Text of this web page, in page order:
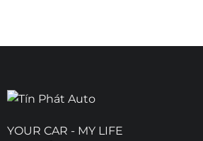
YOUR CAR - MY LIFE